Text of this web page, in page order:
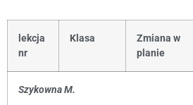
lekcja
nr
Klasa
Zmiana w
planie
Szykowna M.